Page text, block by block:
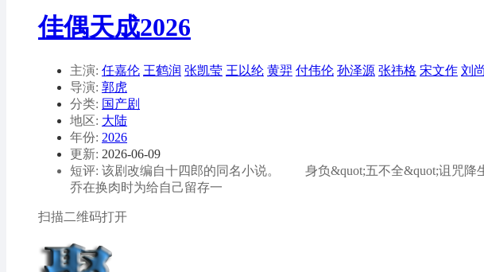
佳偶天成2026
主演: 任嘉伦 王鹤润 张凯莹 王以纶 黄羿 付伟伦 孙泽源 张祎格 宋文作 刘
导演: 郭虎
分类: 国产剧
地区: 大陆
年份: 2026
更新: 2026-06-09
短评: 该剧改编自十四郎的同名小说。 身负&quot;五不全&quot;诅咒降
乔在换肉时为给自己留存一
扫描二维码打开